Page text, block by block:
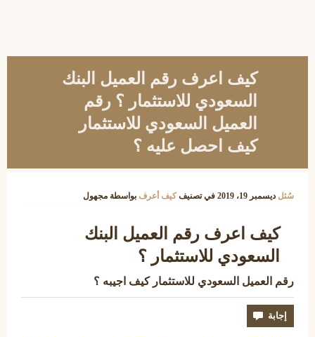
كيف اعرف رقم العميل البنك
السعودي للاستثمار ؟ رقم
العميل السعودي للاستثمار
كيف احصل عليه ؟
سُئل ديسمبر 19، 2019 في تصنيفكيف أعرف بواسطة مجهول
كيف اعرف رقم العميل البنك
السعودي للاستثمار ؟
رقم العميل السعودي للاستثمار كيف اجيبه ؟